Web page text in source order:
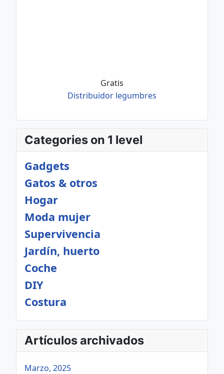
Gratis
Distribuidor legumbres
Categories on 1 level
Gadgets
Gatos & otros
Hogar
Moda mujer
Supervivencia
Jardín, huerto
Coche
DIY
Costura
Artículos archivados
Marzo, 2025